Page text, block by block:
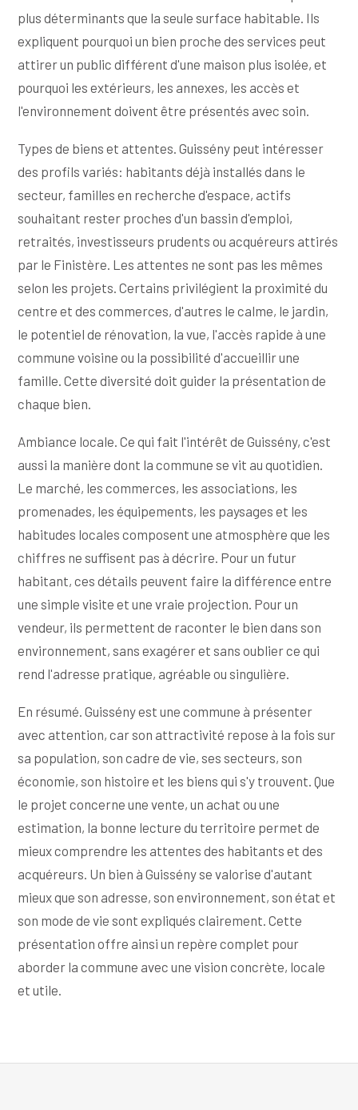
plus déterminants que la seule surface habitable. Ils
expliquent pourquoi un bien proche des services peut
attirer un public différent d'une maison plus isolée, et
pourquoi les extérieurs, les annexes, les accès et
l'environnement doivent être présentés avec soin.
Types de biens et attentes. Guissény peut intéresser
des profils variés: habitants déjà installés dans le
secteur, familles en recherche d'espace, actifs
souhaitant rester proches d'un bassin d'emploi,
retraités, investisseurs prudents ou acquéreurs attirés
par le Finistère. Les attentes ne sont pas les mêmes
selon les projets. Certains privilégient la proximité du
centre et des commerces, d'autres le calme, le jardin,
le potentiel de rénovation, la vue, l'accès rapide à une
commune voisine ou la possibilité d'accueillir une
famille. Cette diversité doit guider la présentation de
chaque bien.
Ambiance locale. Ce qui fait l'intérêt de Guissény, c'est
aussi la manière dont la commune se vit au quotidien.
Le marché, les commerces, les associations, les
promenades, les équipements, les paysages et les
habitudes locales composent une atmosphère que les
chiffres ne suffisent pas à décrire. Pour un futur
habitant, ces détails peuvent faire la différence entre
une simple visite et une vraie projection. Pour un
vendeur, ils permettent de raconter le bien dans son
environnement, sans exagérer et sans oublier ce qui
rend l'adresse pratique, agréable ou singulière.
En résumé. Guissény est une commune à présenter
avec attention, car son attractivité repose à la fois sur
sa population, son cadre de vie, ses secteurs, son
économie, son histoire et les biens qui s'y trouvent. Que
le projet concerne une vente, un achat ou une
estimation, la bonne lecture du territoire permet de
mieux comprendre les attentes des habitants et des
acquéreurs. Un bien à Guissény se valorise d'autant
mieux que son adresse, son environnement, son état et
son mode de vie sont expliqués clairement. Cette
présentation offre ainsi un repère complet pour
aborder la commune avec une vision concrète, locale
et utile.